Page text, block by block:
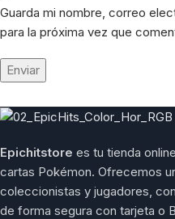
Guarda mi nombre, correo
para la próxima vez que
Epichitstore es tu tienda
cartas Pokémon. Ofrecemos
coleccionistas y jugadores,
de forma segura con tarjeta o